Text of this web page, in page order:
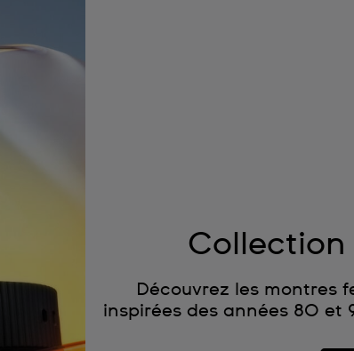
Collection
Découvrez les montres
inspirées des années 80 et